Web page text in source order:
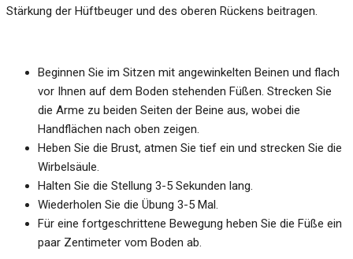
Stärkung der Hüftbeuger und des oberen Rückens beitragen.
Beginnen Sie im Sitzen mit angewinkelten Beinen und flach
vor Ihnen auf dem Boden stehenden Füßen. Strecken Sie
die Arme zu beiden Seiten der Beine aus, wobei die
Handflächen nach oben zeigen.
Heben Sie die Brust, atmen Sie tief ein und strecken Sie die
Wirbelsäule.
Halten Sie die Stellung 3-5 Sekunden lang.
Wiederholen Sie die Übung 3-5 Mal.
Für eine fortgeschrittene Bewegung heben Sie die Füße ein
paar Zentimeter vom Boden ab.